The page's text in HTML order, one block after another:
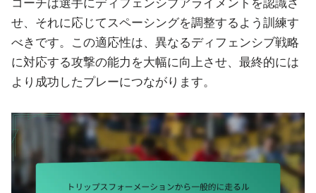
コーチは選手にディフェンシブアライメントを認識さ
せ、それに応じてスペーシングを調整するよう訓練す
べきです。この適応性は、異なるディフェンシブ戦略
に対応する攻撃の能力を大幅に向上させ、最終的には
より成功したプレーにつながります。